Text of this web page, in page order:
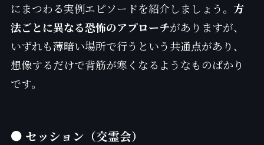
にまつわる実例エピソードを紹介しましょう。 方
法ごとに異なる恐怖のアプローチがありますが、
いずれも薄暗い場所で行うという共通点があり、
想像するだけで背筋が寒くなるようなものばかり
です。
● セッション（交霊会）